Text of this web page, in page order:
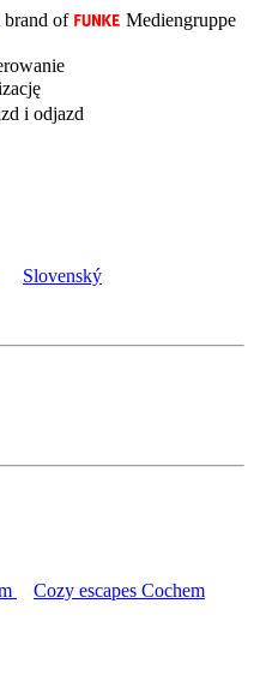
brand of
Mediengruppe
i odjazd
Slovenský
Cozy escapes Cochem